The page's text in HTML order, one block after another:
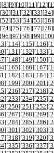
][8][9][10][11 ][12][
30][31 ][32][33][34
52][53][54][55][56
74][75][76][77][78
96][97][98][99][100
][114][115][116][
][131 ][132][133][
][148][149][150][
][165][166][167][
][182][183][184][
][199][200][201 ][
][216][217][218][
][233][234][235][
][250][251 ][252][
][267][268][269][
][284][285][286][
][301 ][302][303][
][318][319][320][
][335][336][337][